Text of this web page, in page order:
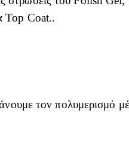
Top Coat..
τον πολυμερισμό